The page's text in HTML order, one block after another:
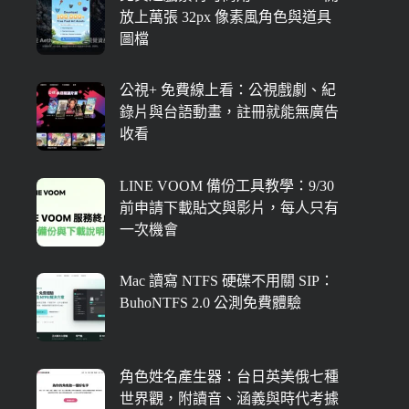
放上萬張 32px 像素風角色與道具
圖檔
公視+ 免費線上看：公視戲劇、紀
錄片與台語動畫，註冊就能無廣告
收看
LINE VOOM 備份工具教學：9/30
前申請下載貼文與影片，每人只有
一次機會
Mac 讀寫 NTFS 硬碟不用關 SIP：
BuhoNTFS 2.0 公測免費體驗
角色姓名產生器：台日英美俄七種
世界觀，附讀音、涵義與時代考據